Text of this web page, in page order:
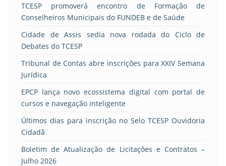
TCESP promoverá encontro de Formação de
Conselheiros Municipais do FUNDEB e de Saúde
Cidade de Assis sedia nova rodada do Ciclo de
Debates do TCESP
Tribunal de Contas abre inscrições para XXIV Semana
Jurídica
EPCP lança novo ecossistema digital com portal de
cursos e navegação inteligente
Últimos dias para inscrição no Selo TCESP Ouvidoria
Cidadã
Boletim de Atualização de Licitações e Contratos –
Julho 2026